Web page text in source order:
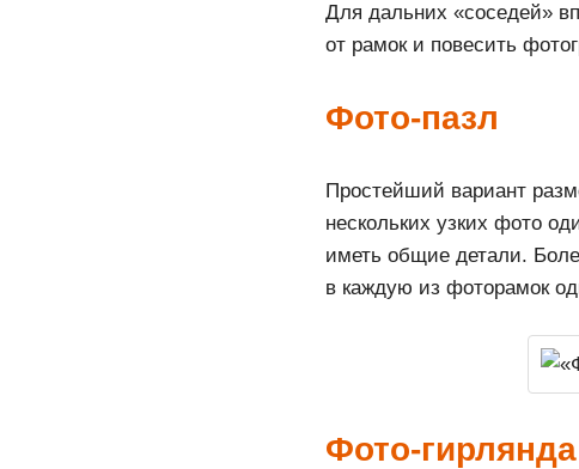
Для дальних «соседей»
от рамок и повесить
Фото-пазл
Простейший вариант
нескольких узких фото
иметь общие детали.
в каждую из фоторамок
Фото-гирлянда